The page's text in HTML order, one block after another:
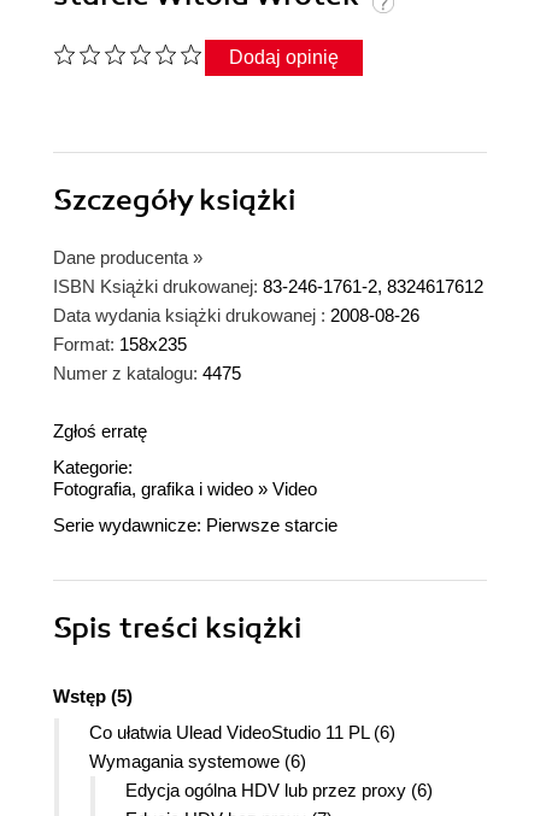
Dodaj opinię
Szczegółyksiążki
Dane producenta »
ISBN Książki drukowanej: 83-246-1761-2, 8324617612
Data wydania książki drukowanej : 2008-08-26
Format: 158x235
Numer z katalogu: 4475
Zgłoś erratę
Kategorie:
Fotografia, grafika i wideo » Video
Serie wydawnicze: Pierwsze starcie
Spis treści książki
Wstęp (5)
Co ułatwia Ulead VideoStudio 11 PL (6)
Wymagania systemowe (6)
Edycja ogólna HDV lub przez proxy (6)